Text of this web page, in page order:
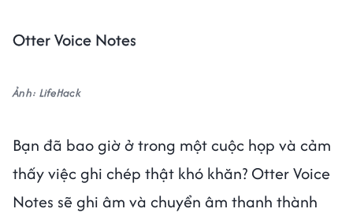
Otter Voice Notes
Ảnh: LifeHack
Bạn đã bao giờ ở trong một cuộc họp và cảm
thấy việc ghi chép thật khó khăn? Otter Voice
Notes sẽ ghi âm và chuyển âm thanh thành